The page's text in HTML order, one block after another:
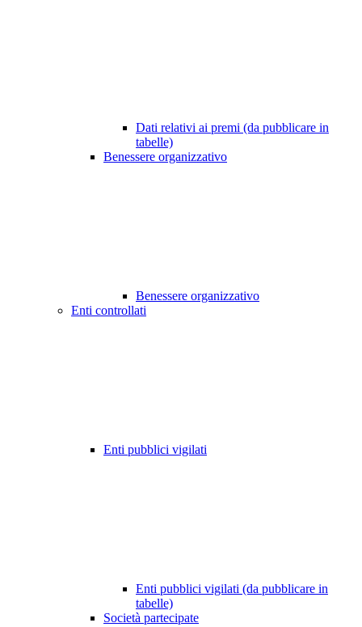
Dati relativi ai premi (da pubblicare in
tabelle)
Benessere organizzativo
Benessere organizzativo
Enti controllati
Enti pubblici vigilati
Enti pubblici vigilati (da pubblicare in
tabelle)
Società partecipate